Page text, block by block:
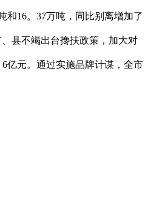
和16。37万吨，同比别离增加了
县不竭出台搀扶政策，加大对
亿元。通过实施品牌计谋，全市